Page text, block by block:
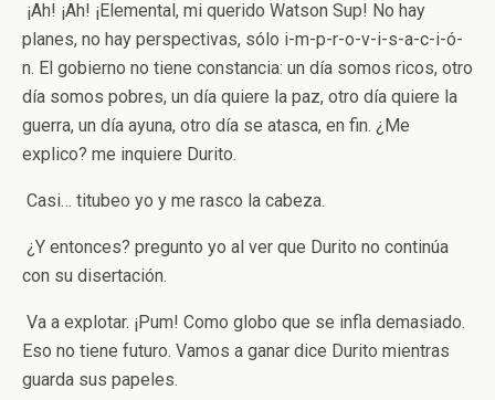
­ ¡Ah! ¡Ah! ¡Elemental, mi querido Watson Sup! No hay
planes, no hay perspectivas, sólo i-m-p-r-o-v-i-s-a-c-i-ó-
n. El gobierno no tiene constancia: un día somos ricos, otro
día somos pobres, un día quiere la paz, otro día quiere la
guerra, un día ayuna, otro día se atasca, en fin. ¿Me
explico? ­me inquiere Durito.
­ Casi… ­titubeo yo y me rasco la cabeza.
­ ¿Y entonces? ­pregunto yo al ver que Durito no continúa
con su disertación.
­ Va a explotar. ¡Pum! Como globo que se infla demasiado.
Eso no tiene futuro. Vamos a ganar ­dice Durito mientras
guarda sus papeles.